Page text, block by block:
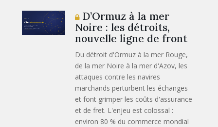
D’Ormuz à la mer
Noire : les détroits,
nouvelle ligne de front
Du détroit d'Ormuz à la mer Rouge,
de la mer Noire à la mer d'Azov, les
attaques contre les navires
marchands perturbent les échanges
et font grimper les coûts d'assurance
et de fret. L'enjeu est colossal :
environ 80 % du commerce mondial